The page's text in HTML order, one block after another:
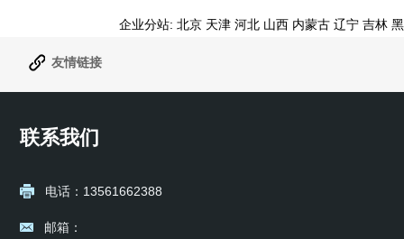
企业分站: 北京 天津 河北 山西 内蒙古 辽宁 吉林
友情链接
联系我们
电话：13561662388
邮箱：